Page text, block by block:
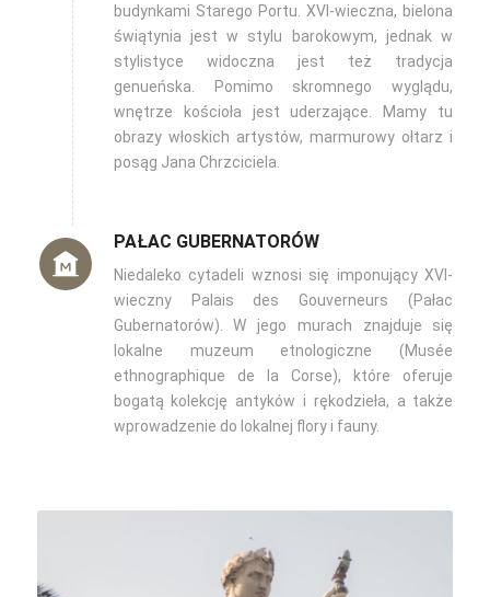
budynkami Starego Portu. XVI-wieczna, bielona
świątynia jest w stylu barokowym, jednak w
stylistyce widoczna jest też tradycja
genueńska. Pomimo skromnego wyglądu,
wnętrze kościoła jest uderzające. Mamy tu
obrazy włoskich artystów, marmurowy ołtarz i
posąg Jana Chrzciciela.
PAŁAC GUBERNATORÓW
Niedaleko cytadeli wznosi się imponujący XVI-
wieczny Palais des Gouverneurs (Pałac
Gubernatorów). W jego murach znajduje się
lokalne muzeum etnologiczne (Musée
ethnographique de la Corse), które oferuje
bogatą kolekcję antyków i rękodzieła, a także
wprowadzenie do lokalnej flory i fauny.